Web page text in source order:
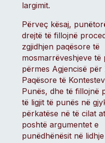
largimit.
Përveç kësaj,
drejtë të fillojnë
zgjidhjen paqësore të
mosmarrëveshjeve të
përmes Agjencisë për
Paqësore të
Punës, dhe të fillojnë
të ligjit të punës në
përkatëse në të cilat
poshtë argumentet e
punëdhënësit në